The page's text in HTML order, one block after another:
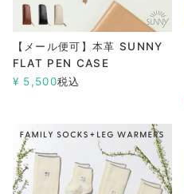
【メール便可】本革 SUNNY
FLAT PEN CASE
¥ 5,500税込